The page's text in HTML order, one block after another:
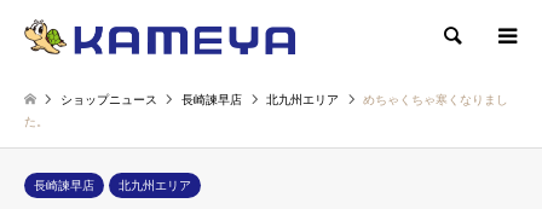
検索
ショップニュース 長崎諫早店 北九州エリア
めちゃくちゃ寒くなりまし
た。
長崎諫早店 北九州エリア